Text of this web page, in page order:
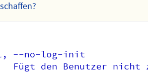
--no-log-init
Fügt den Benutzer nicht